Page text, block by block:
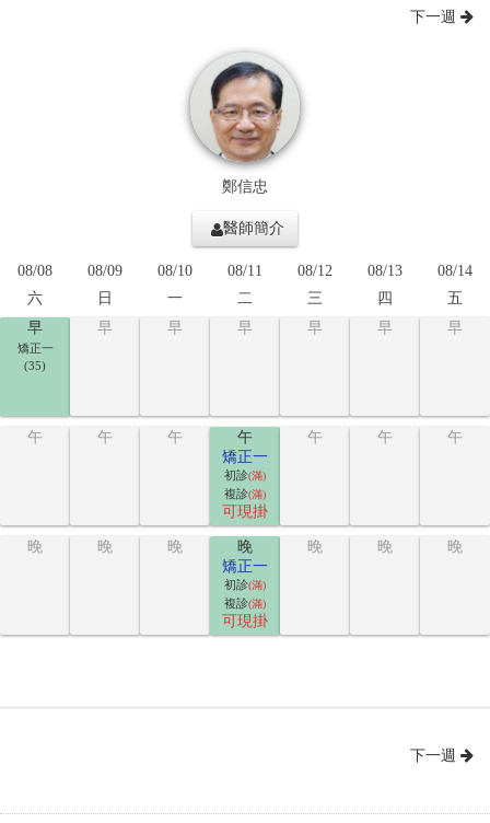
下一週
鄭信忠
醫師簡介
08/08
六
08/09
日
08/10
一
08/11
二
08/12
三
08/13
四
08/14
五
早
矯正一
(35)
早 早 早 早 早 早
午 午 午
午
矯正一
初診(滿)
複診(滿)
可現掛
午 午 午
晚 晚 晚
晚
矯正一
初診(滿)
複診(滿)
可現掛
晚 晚 晚
下一週